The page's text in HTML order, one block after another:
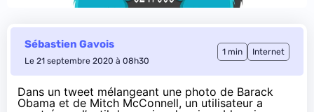
Sébastien Gavois
Le 21 septembre 2020 à 08h30
1 min Internet
Dans un tweet mélangeant une photo de Barack
Obama et de Mitch McConnell, un utilisateur a